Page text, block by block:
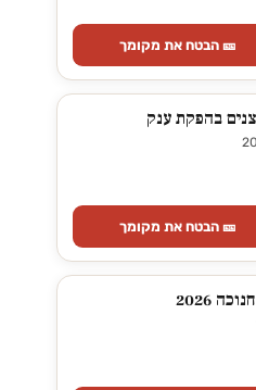
🎫 הבטח את מקומך
בהפקת ענק
🎫 הבטח את מקומך
2026